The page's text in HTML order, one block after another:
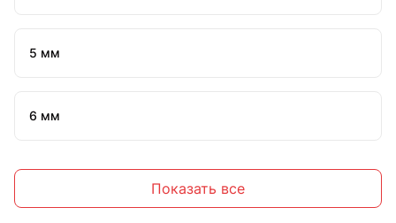
5 мм
6 мм
Показать все